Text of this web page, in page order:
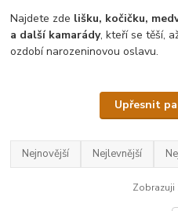
Najdete zde lišku, kočičku,
a další kamarády, kteří se těší,
ozdobí narozeninovou oslavu.
Upřesnit
Nejnovější Nejlevnější
Zobrazuji